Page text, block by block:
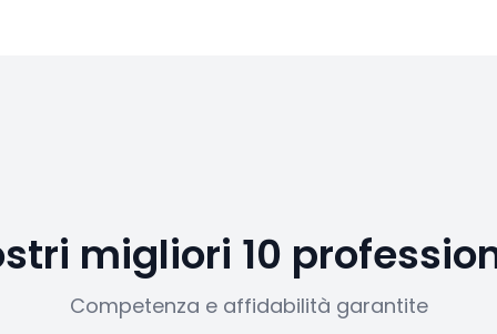
migliori 10
Competenza e affidabilità garantite